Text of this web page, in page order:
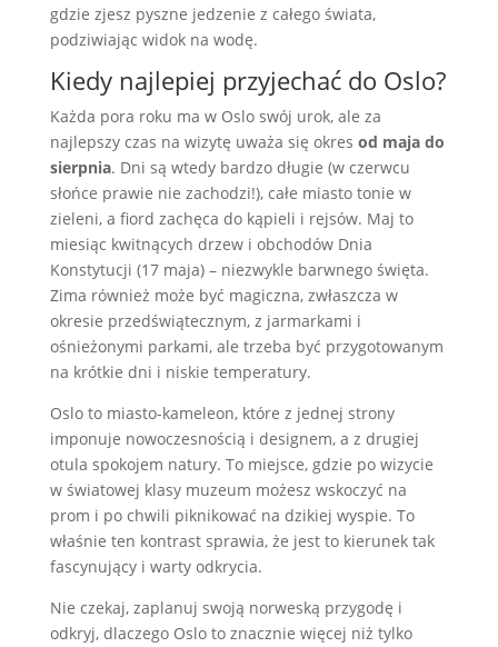
gdzie zjesz pyszne jedzenie z całego świata,
podziwiając widok na wodę.
Kiedy najlepiej przyjechać do Oslo?
Każda pora roku ma w Oslo swój urok, ale za
najlepszy czas na wizytę uważa się okres od maja do
sierpnia. Dni są wtedy bardzo długie (w czerwcu
słońce prawie nie zachodzi!), całe miasto tonie w
zieleni, a fiord zachęca do kąpieli i rejsów. Maj to
miesiąc kwitnących drzew i obchodów Dnia
Konstytucji (17 maja) – niezwykle barwnego święta.
Zima również może być magiczna, zwłaszcza w
okresie przedświątecznym, z jarmarkami i
ośnieżonymi parkami, ale trzeba być przygotowanym
na krótkie dni i niskie temperatury.
Oslo to miasto-kameleon, które z jednej strony
imponuje nowoczesnością i designem, a z drugiej
otula spokojem natury. To miejsce, gdzie po wizycie
w światowej klasy muzeum możesz wskoczyć na
prom i po chwili piknikować na dzikiej wyspie. To
właśnie ten kontrast sprawia, że jest to kierunek tak
fascynujący i warty odkrycia.
Nie czekaj, zaplanuj swoją norweską przygodę i
odkryj, dlaczego Oslo to znacznie więcej niż tylko